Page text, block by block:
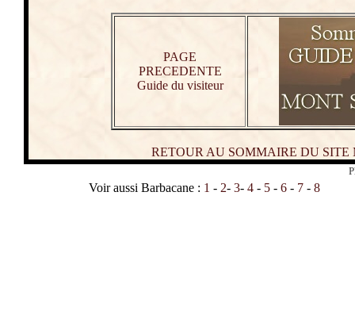
PAGE
PRECEDENTE
Guide du visiteur
RETOUR AU SOMMAIRE DU
Voir aussi Barbacane : 1 - 2- 3- 4 - 5 - 6 - 7 - 8